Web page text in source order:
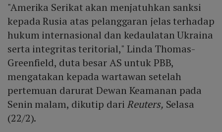
"Amerika Serikat akan menjatuhkan sanksi
kepada Rusia atas pelanggaran jelas terhadap
hukum internasional dan kedaulatan Ukraina
serta integritas teritorial," Linda Thomas-
Greenfield, duta besar AS untuk PBB,
mengatakan kepada wartawan setelah
pertemuan darurat Dewan Keamanan pada
Senin malam, dikutip dari Reuters, Selasa
(22/2).